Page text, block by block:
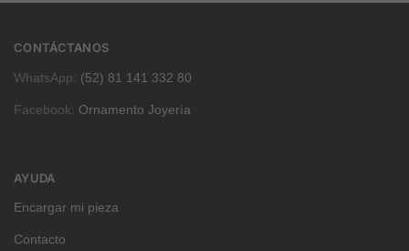
CONTÁCTANOS
WhatsApp: (52) 81 141 332 80
Facebook: Ornamento Joyería
AYUDA
Encargar mi pieza
Contacto